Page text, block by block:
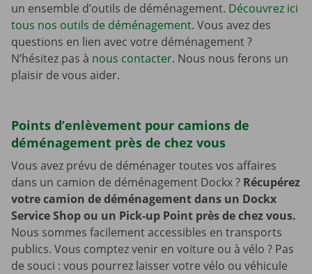
un ensemble d’outils de déménagement. Découvrez ici
tous nos outils de déménagement. Vous avez des
questions en lien avec votre déménagement ?
N’hésitez pas à nous contacter. Nous nous ferons un
plaisir de vous aider.
Points d’enlèvement pour camions de
déménagement près de chez vous
Vous avez prévu de déménager toutes vos affaires
dans un camion de déménagement Dockx ? Récupérez
votre camion de déménagement dans un Dockx
Service Shop ou un Pick-up Point près de chez vous.
Nous sommes facilement accessibles en transports
publics. Vous comptez venir en voiture ou à vélo ? Pas
de souci : vous pourrez laisser votre vélo ou véhicule